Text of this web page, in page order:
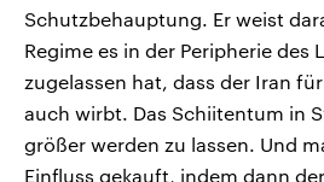
Schutzbehauptung. Er weist
Regime es in der Peripherie des
zugelassen hat, dass der Iran
auch wirbt. Das Schiitentum in
größer werden zu lassen. Und
Einfluss gekauft, indem dann